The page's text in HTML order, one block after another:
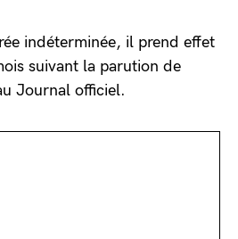
indéterminée, il prend effet
suivant la parution de
Journal officiel.